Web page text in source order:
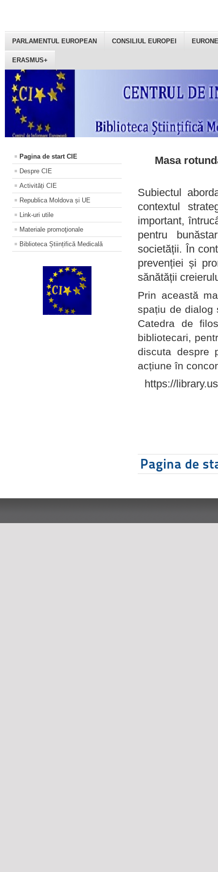
PARLAMENTUL EUROPEAN CONSILIUL EUROPEI
ERASMUS+
Pagina de start CIE
Despre CIE
Activități CIE
Republica Moldova și UE
Link-uri utile
Materiale promoţionale
Biblioteca Științifică Medicală
Masa
Subiectul
contextul
important,
pentru
societății. În
prevenției și
sănătății
Prin această
spațiu de dialog
Catedra de
bibliotecari,
discuta despre
acțiune în
https://
Pagina de